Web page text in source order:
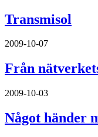
Transmisol
2009-10-07
Från
2009-10-03
Något händer